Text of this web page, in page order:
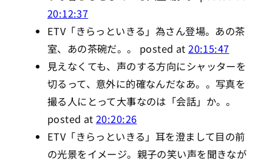
20:12:37
ETV「きらっといきる」為さん登場。あの茶
室、あの茶碗だ。。 posted at20:15:47
見えなくても、声のする方向にシャッターを
切るって、意外に的確なんだなあ。。写真を
撮る人にとって大事なのは「会話」か。。
posted at20:20:26
ETV「きらっといきる」耳を澄まして目の前
の光景をイメージ。親子の笑い声を聞きなが